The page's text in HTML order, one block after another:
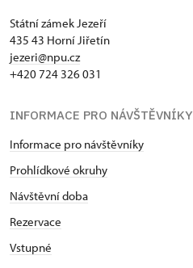
Státní zámek Jezeří
435 43 Horní Jiřetín
jezeri@npu.cz
+420 724 326 031
INFORMACE PRO NÁVŠTĚVNÍKY
Informace pro návštěvníky
Prohlídkové okruhy
Návštěvní doba
Rezervace
Vstupné